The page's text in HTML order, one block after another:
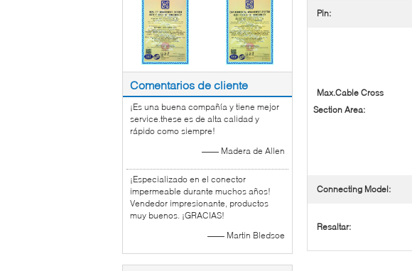
Comentarios de cliente
¡Es una buena compañía y tiene mejor
service.these es de alta calidad y
rápido como siempre!
—— Madera de Allen
¡Especializado en el conector
impermeable durante muchos años!
Vendedor impresionante, productos
muy buenos. ¡GRACIAS!
—— Martin Bledsoe
Pin:
Max.Cable Cross
Section Area:
Connecting Model:
Resaltar: